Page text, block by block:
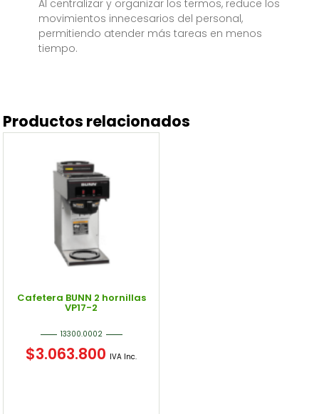
Al centralizar y organizar los termos, reduce los
movimientos innecesarios del personal,
permitiendo atender más tareas en menos
tiempo.
Productos relacionados
Cafetera BUNN 2 hornillas
VP17-2
13300.0002
$3.063.800 IVA Inc.